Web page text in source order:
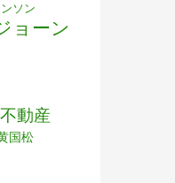
ソン
ョーン
不動産
国松